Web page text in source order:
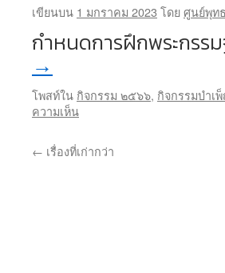
เขียนบน 1 มกราคม 2023 โดยศูนย์พุท
กำหนดการฝึกพระกรร
→
โพสท์ใน กิจกรรม ๒๕๖๖, กิจกรรมบำเ
ความเห็น
← เรื่องที่เก่ากว่า